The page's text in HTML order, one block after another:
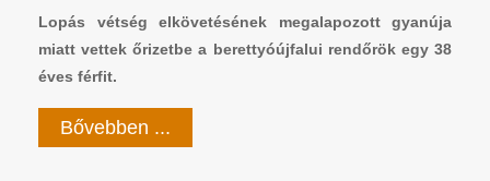
Lopás vétség elkövetésének megalapozott gyanúja
miatt vettek őrizetbe a berettyóújfalui rendőrök egy 38
éves férfit.
Bővebben ...